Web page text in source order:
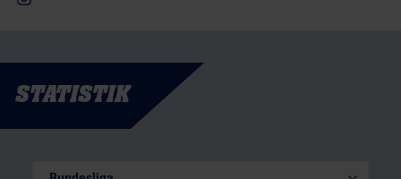
Besuchen Sie mich auf Instagram
STATISTIK